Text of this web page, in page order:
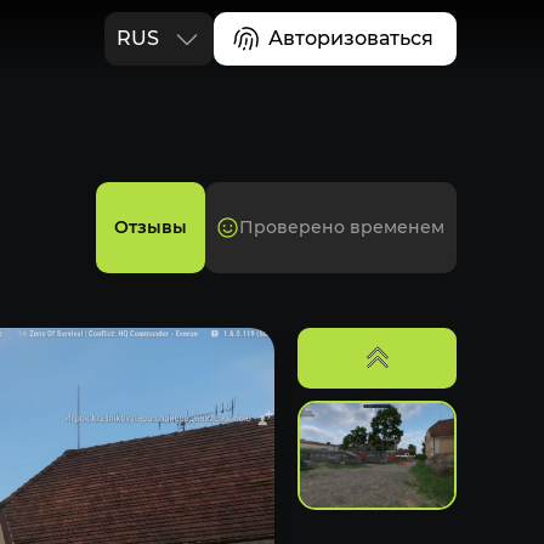
RUS
Авторизоваться
Отзывы Проверено временем